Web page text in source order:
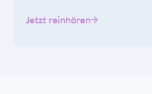
Jetzt reinhören